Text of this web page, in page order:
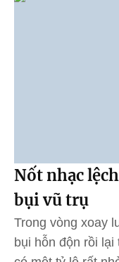
Nốt nhạc
bụi vũ trụ
Trong vòng xoay
bụi hỗn độn rồi lại